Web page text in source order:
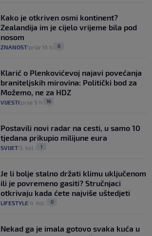
Kako je otkriven osmi kontinent?
Zealandija im je cijelo vrijeme bila pod
nosom
ZNANOST prije 16 h 0
Klarić o Plenkovićevoj najavi povećanja
braniteljskih mirovina: Politički bod za
Možemo, ne za HDZ
VIJESTI prije 9 h 16
Postavili novi radar na cesti, u samo 10
tjedana prikupio milijune eura
SVIJET 5. kol. 1
Je li bolje stalno držati klimu uključenom
ili je povremeno gasiti? Stručnjaci
otkrivaju kada ćete najviše uštedjeti
LIFESTYLE 4. kol. 0
Nekad ga je imala gotovo svaka kuća u